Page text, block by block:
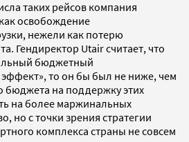
таких рейсов компания
освобождение
нежели как потерю
Гендиректор Utair считает, что
бюджетный
то он бы был не ниже, чем
бюджета на поддержку этих
на более маржинальных
но с точки зрения стратегии
комплекса страны не совсем